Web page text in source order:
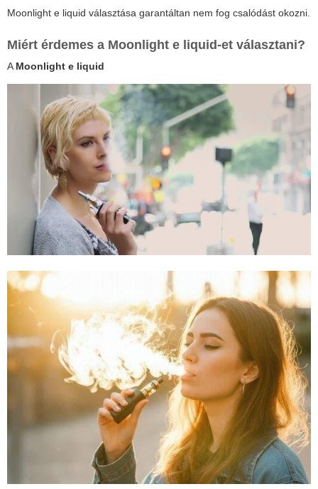
Moonlight e liquid választása garantáltan nem fog csalódást okozni.
Miért érdemes a Moonlight e liquid-et választani?
AMoonlight e liquid